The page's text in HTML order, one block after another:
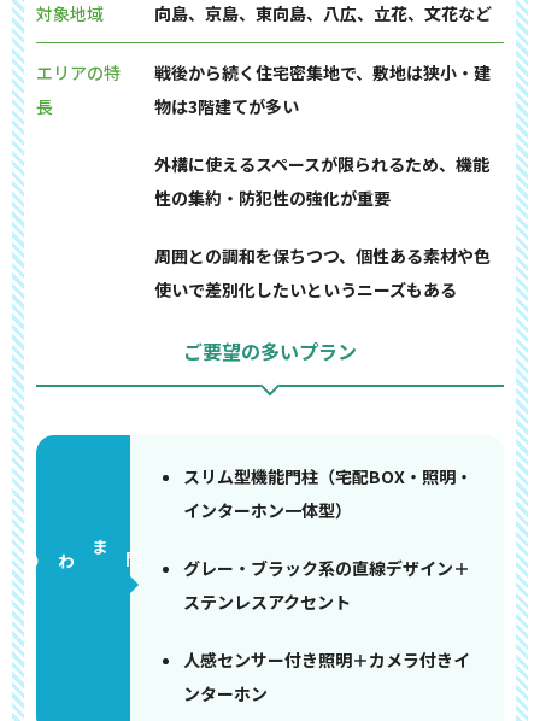
対象地域 向島、京島、東向島、八広、立花、文花など
エリアの特
長
戦後から続く住宅密集地で、敷地は狭小・建
物は3階建てが多い
外構に使えるスペースが限られるため、機能
性の集約・防犯性の強化が重要
周囲との調和を保ちつつ、個性ある素材や色
使いで差別化したいというニーズもある
ご要望の多いプラン
門まわり
スリム型機能門柱（宅配BOX・照明・
インターホン一体型）
グレー・ブラック系の直線デザイン＋
ステンレスアクセント
人感センサー付き照明＋カメラ付きイ
ンターホン